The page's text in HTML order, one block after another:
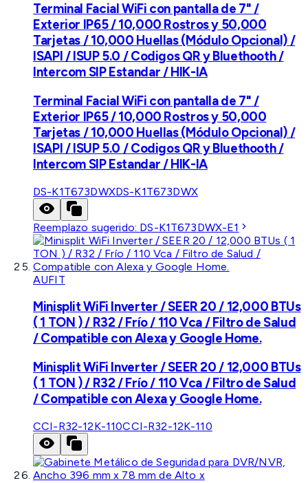
Terminal Facial WiFi con pantalla de 7" /
Exterior IP65 / 10,000 Rostros y 50,000
Tarjetas / 10,000 Huellas (Módulo Opcional) /
ISAPI / ISUP 5.0 / Codigos QR y Bluethooth /
Intercom SIP Estandar / HIK-IA
Terminal Facial WiFi con pantalla de 7" /
Exterior IP65 / 10,000 Rostros y 50,000
Tarjetas / 10,000 Huellas (Módulo Opcional) /
ISAPI / ISUP 5.0 / Codigos QR y Bluethooth /
Intercom SIP Estandar / HIK-IA
DS-K1T673DWXDS-K1T673DWX
Reemplazo sugerido: DS-K1T673DWX-E1
AUFIT
Minisplit WiFi Inverter / SEER 20 / 12,000 BTUs
( 1 TON ) / R32 / Frío / 110 Vca / Filtro de Salud
/ Compatible con Alexa y Google Home.
Minisplit WiFi Inverter / SEER 20 / 12,000 BTUs
( 1 TON ) / R32 / Frío / 110 Vca / Filtro de Salud
/ Compatible con Alexa y Google Home.
CCI-R32-12K-110CCI-R32-12K-110